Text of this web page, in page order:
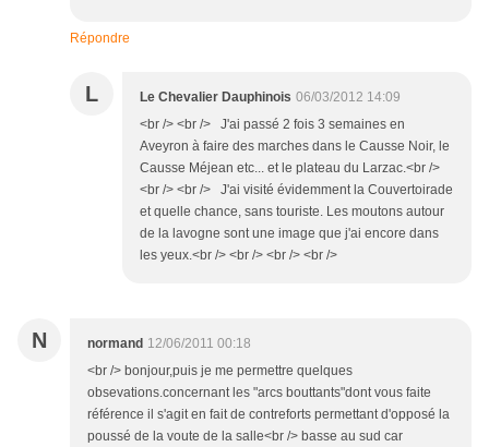
Répondre
L Le Chevalier Dauphinois 06/03/2012 14:09
<br /> <br /> J'ai passé 2 fois 3 semaines en
Aveyron à faire des marches dans le Causse Noir, le
Causse Méjean etc... et le plateau du Larzac.<br />
<br /> <br /> J'ai visité évidemment la Couvertoirade
et quelle chance, sans touriste. Les moutons autour
de la lavogne sont une image que j'ai encore dans
les yeux.<br /> <br /> <br /> <br />
N normand 12/06/2011 00:18
<br /> bonjour,puis je me permettre quelques
obsevations.concernant les "arcs bouttants"dont vous faite
référence il s'agit en fait de contreforts permettant d'opposé la
poussé de la voute de la salle<br /> basse au sud car